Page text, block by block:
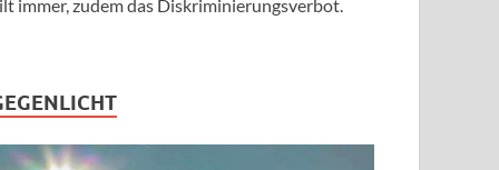
immer, zudem das Diskriminierungsverbot.